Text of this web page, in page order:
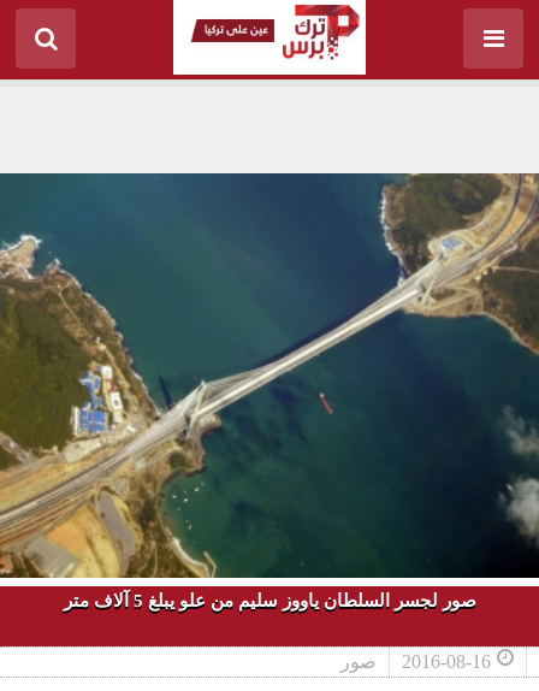
صور لجسر السلطان ياووز سليم من علو يبلغ 5 آلاف متر
2016-08-16 صور